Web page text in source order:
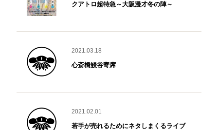
クアトロ超特急～大阪漫才冬の陣～
2021.03.18
心斎橋鰻谷寄席
2021.02.01
若手が売れるためにネタしまくるライブ